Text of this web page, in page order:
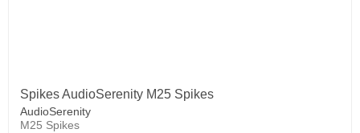
Spikes AudioSerenity M25 Spikes
AudioSerenity
M25 Spikes